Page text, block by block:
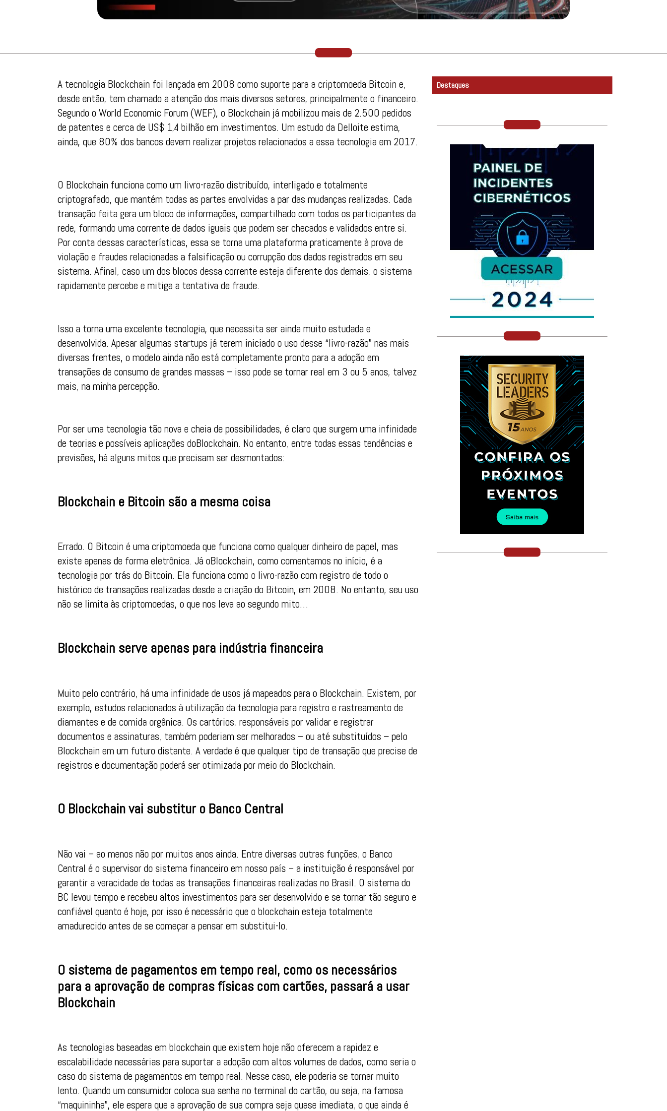
A tecnologia Blockchain foi lançada em 2008 como suporte para a criptomoeda Bitcoin e,
desde então, tem chamado a atenção dos mais diversos setores, principalmente o financeiro.
Segundo o World Economic Forum (WEF), o Blockchain já mobilizou mais de 2.500 pedidos
de patentes e cerca de US$ 1,4 bilhão em investimentos. Um estudo da Delloite estima,
ainda, que 80% dos bancos devem realizar projetos relacionados a essa tecnologia em 2017.
O Blockchain funciona como um livro-razão distribuído, interligado e totalmente
criptografado, que mantém todas as partes envolvidas a par das mudanças realizadas. Cada
transação feita gera um bloco de informações, compartilhado com todos os participantes da
rede, formando uma corrente de dados iguais que podem ser checados e validados entre si.
Por conta dessas características, essa se torna uma plataforma praticamente à prova de
violação e fraudes relacionadas a falsificação ou corrupção dos dados registrados em seu
sistema. Afinal, caso um dos blocos dessa corrente esteja diferente dos demais, o sistema
rapidamente percebe e mitiga a tentativa de fraude.
Isso a torna uma excelente tecnologia, que necessita ser ainda muito estudada e
desenvolvida. Apesar algumas startups já terem iniciado o uso desse “livro-razão” nas mais
diversas frentes, o modelo ainda não está completamente pronto para a adoção em
transações de consumo de grandes massas – isso pode se tornar real em 3 ou 5 anos, talvez
mais, na minha percepção.
Por ser uma tecnologia tão nova e cheia de possibilidades, é claro que surgem uma infinidade
de teorias e possíveis aplicações doBlockchain. No entanto, entre todas essas tendências e
previsões, há alguns mitos que precisam ser desmontados:
Blockchain e Bitcoin são a mesma coisa
Errado. O Bitcoin é uma criptomoeda que funciona como qualquer dinheiro de papel, mas
existe apenas de forma eletrônica. Já oBlockchain, como comentamos no início, é a
tecnologia por trás do Bitcoin. Ela funciona como o livro-razão com registro de todo o
histórico de transações realizadas desde a criação do Bitcoin, em 2008. No entanto, seu uso
não se limita às criptomoedas, o que nos leva ao segundo mito…
Blockchain serve apenas para indústria financeira
Muito pelo contrário, há uma infinidade de usos já mapeados para o Blockchain. Existem, por
exemplo, estudos relacionados à utilização da tecnologia para registro e rastreamento de
diamantes e de comida orgânica. Os cartórios, responsáveis por validar e registrar
documentos e assinaturas, também poderiam ser melhorados – ou até substituídos – pelo
Blockchain em um futuro distante. A verdade é que qualquer tipo de transação que precise de
registros e documentação poderá ser otimizada por meio do Blockchain.
O Blockchain vai substitur o Banco Central
Não vai – ao menos não por muitos anos ainda. Entre diversas outras funções, o Banco
Central é o supervisor do sistema financeiro em nosso país – a instituição é responsável por
garantir a veracidade de todas as transações financeiras realizadas no Brasil. O sistema do
BC levou tempo e recebeu altos investimentos para ser desenvolvido e se tornar tão seguro e
confiável quanto é hoje, por isso é necessário que o blockchain esteja totalmente
amadurecido antes de se começar a pensar em substitui-lo.
O sistema de pagamentos em tempo real, como os necessários
para a aprovação de compras físicas com cartões, passará a usar
Blockchain
As tecnologias baseadas em blockchain que existem hoje não oferecem a rapidez e
escalabilidade necessárias para suportar a adoção com altos volumes de dados, como seria o
caso do sistema de pagamentos em tempo real. Nesse caso, ele poderia se tornar muito
lento. Quando um consumidor coloca sua senha no terminal do cartão, ou seja, na famosa
“maquininha”, ele espera que a aprovação de sua compra seja quase imediata, o que ainda é
Destaques